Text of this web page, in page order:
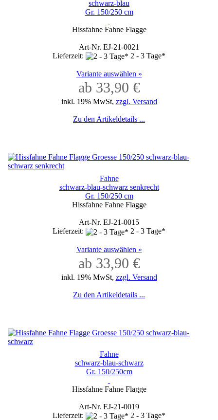
schwarz-blau
Gr. 150/250 cm
Hissfahne Fahne Flagge
Art-Nr. EJ-21-0021
Lieferzeit:
2 - 3 Tage*
Variante auswählen »
ab 33,90 €
inkl. 19% MwSt, zzgl. Versand
Zu den Artikeldetails ...
Fahne
schwarz-blau-schwarz senkrecht
Gr. 150/250 cm
Hissfahne Fahne Flagge
Art-Nr. EJ-21-0015
Lieferzeit:
2 - 3 Tage*
Variante auswählen »
ab 33,90 €
inkl. 19% MwSt, zzgl. Versand
Zu den Artikeldetails ...
Fahne
schwarz-blau-schwarz
Gr. 150/250cm
Hissfahne Fahne Flagge
Art-Nr. EJ-21-0019
Lieferzeit:
2 - 3 Tage*